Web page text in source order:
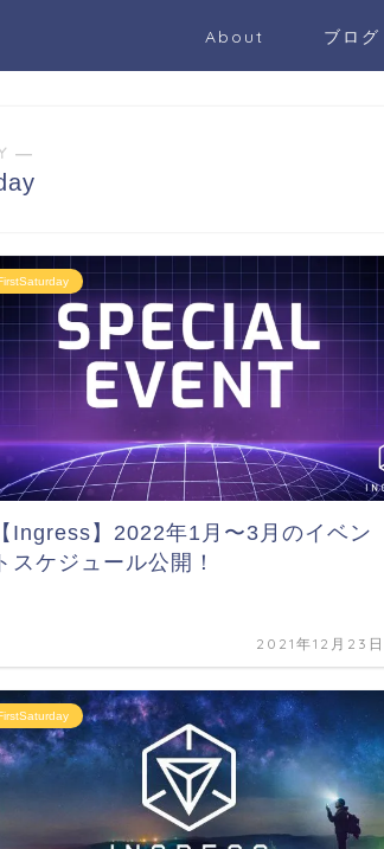
About ブログ
―
【Ingress】2022年1月〜3月のイベン
トスケジュール公開！
2021年12月23日